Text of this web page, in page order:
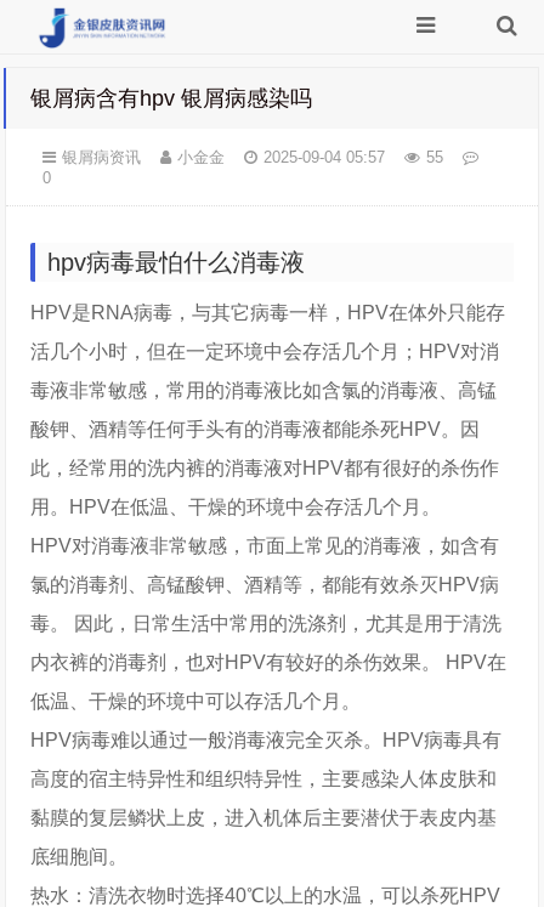
银屑病含有hpv 银屑病感染吗
银屑病资讯 小金金 2025-09-04 05:57
55
0
hpv病毒最怕什么消毒液
HPV是RNA病毒，与其它病毒一样，HPV在体外只能存
活几个小时，但在一定环境中会存活几个月；HPV对消
毒液非常敏感，常用的消毒液比如含氯的消毒液、高锰
酸钾、酒精等任何手头有的消毒液都能杀死HPV。因
此，经常用的洗内裤的消毒液对HPV都有很好的杀伤作
用。HPV在低温、干燥的环境中会存活几个月。
HPV对消毒液非常敏感，市面上常见的消毒液，如含有
氯的消毒剂、高锰酸钾、酒精等，都能有效杀灭HPV病
毒。 因此，日常生活中常用的洗涤剂，尤其是用于清洗
内衣裤的消毒剂，也对HPV有较好的杀伤效果。 HPV在
低温、干燥的环境中可以存活几个月。
HPV病毒难以通过一般消毒液完全灭杀。HPV病毒具有
高度的宿主特异性和组织特异性，主要感染人体皮肤和
黏膜的复层鳞状上皮，进入机体后主要潜伏于表皮内基
底细胞间。
热水：清洗衣物时选择40℃以上的水温，可以杀死HPV